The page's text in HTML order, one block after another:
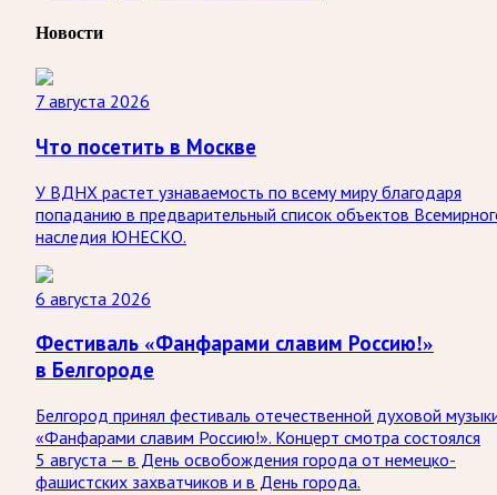
Новости
7 августа 2026
Что посетить в Москве
У ВДНХ растет узнаваемость по всему миру благодаря
попаданию в предварительный список объектов
наследия ЮНЕСКО.
6 августа 2026
Фестиваль «Фанфарами славим Россию!»
в Белгороде
Белгород принял фестиваль отечественной духовой
«Фанфарами славим Россию!». Концерт смотра состоялся
5 августа — в День освобождения города от немецко-
фашистских захватчиков и в День города.